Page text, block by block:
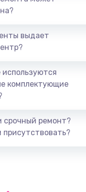
южного моста
батарейки BIOS
Заказать
выдает
комплектующие
срочный ремонт?
присутствовать?